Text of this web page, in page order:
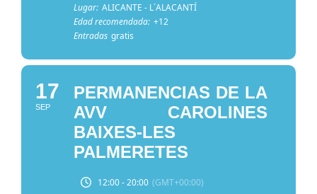
Lugar: ALICANTE - L´ALACANTÍ
Edad recomendada: +12
Entradas gratis
17
SEP
PERMANENCIAS DE LA
AVV CAROLINES
BAIXES-LES
PALMERETES
12:00 - 20:00 (GMT+00:00)